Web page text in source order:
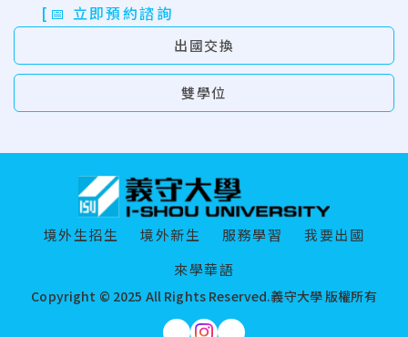
[ 📅 立即預約諮詢
出國交換
雙學位
Copyright © 2025 All Rights Reserved.義守大學 版權所有
境外生招生 境外新生 服務學習
我要出國
來學華語